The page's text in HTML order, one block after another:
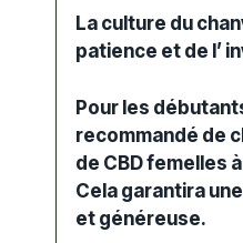
La culture du
patience et de l’
Pour les
recommandé de
de CBDfemelles à
Cela garantira une
et généreuse.